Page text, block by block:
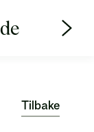
Tilbake